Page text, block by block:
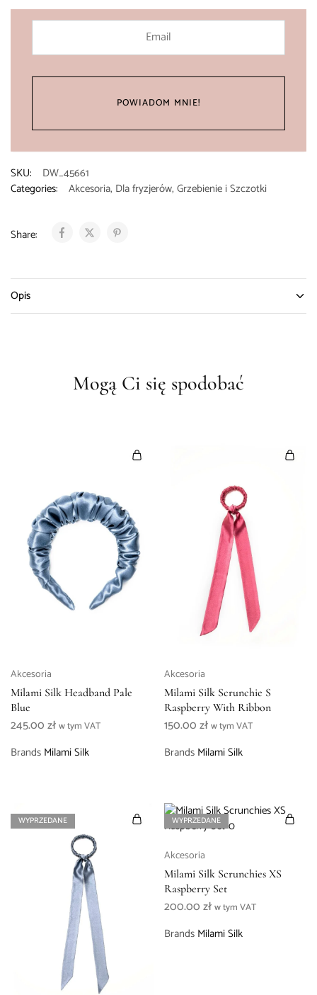
SKU:
DW_45661
Categories:
Akcesoria, Dla fryzjerów, Grzebienie i Szczotki
Share:
Opis
Mogą Ci się spodobać
Akcesoria
Milami Silk Headband Pale
Blue
245.00złw tym VAT
Brands Milami Silk
Akcesoria
Milami Silk Scrunchie S
Raspberry With Ribbon
150.00zł w tym VAT
Brands Milami Silk
WYPRZEDANE WYPRZEDANE
Akcesoria
Milami Silk Scrunchies XS
Raspberry Set
200.00zł w tym VAT
Brands Milami Silk